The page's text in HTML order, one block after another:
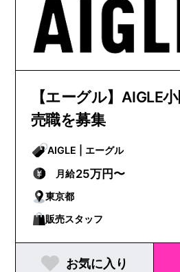
【エーグル】AIGLE
売職を募集
AIGLE | エーグル
月給25万円〜
東京都
販売スタッフ
お気に入り